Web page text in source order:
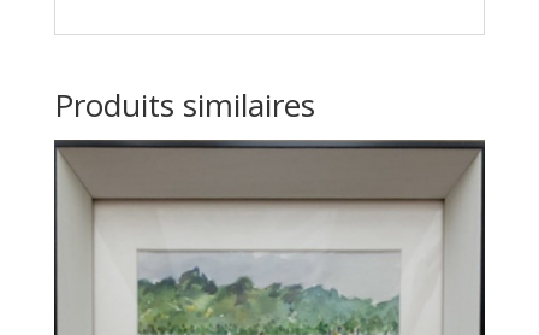
Produits similaires